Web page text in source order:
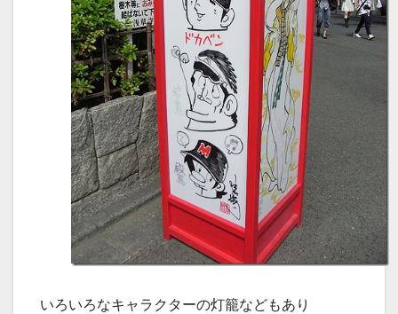
いろいろなキャラクターの灯籠などもあり